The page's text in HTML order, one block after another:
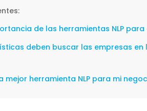
de las herramientas NLP
deben buscar las empresas en
mejor herramienta NLP para mi